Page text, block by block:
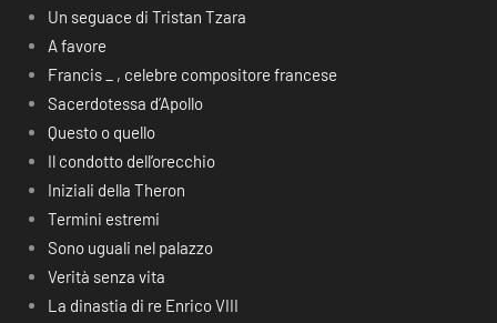
Un seguace di Tristan Tzara
A favore
Francis _ , celebre compositore francese
Sacerdotessa d’Apollo
Questo o quello
Il condotto dell’orecchio
Iniziali della Theron
Termini estremi
Sono uguali nel palazzo
Verità senza vita
La dinastia di re Enrico VIII